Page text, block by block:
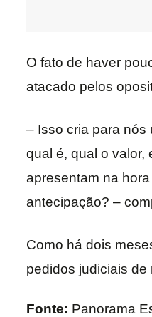
O fato de haver
atacado pelos
– Isso cria para nós
qual é, qual o valor,
apresentam na
antecipação? –
Como há dois
pedidos judiciais de
Fonte: Panorama